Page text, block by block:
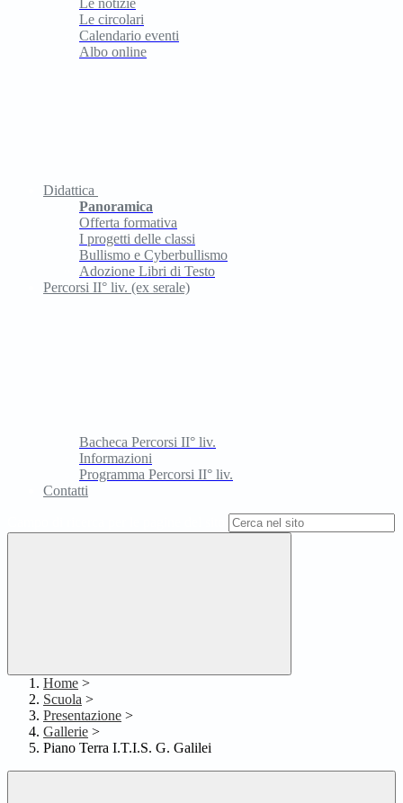
Le notizie
Le circolari
Calendario eventi
Albo online
Didattica
Panoramica
Offerta formativa
I progetti delle classi
Bullismo e Cyberbullismo
Adozione Libri di Testo
Percorsi II° liv. (ex serale)
Bacheca Percorsi II° liv.
Informazioni
Programma Percorsi II° liv.
Contatti
Home >
Scuola >
Presentazione >
Gallerie >
Piano Terra I.T.I.S. G. Galilei